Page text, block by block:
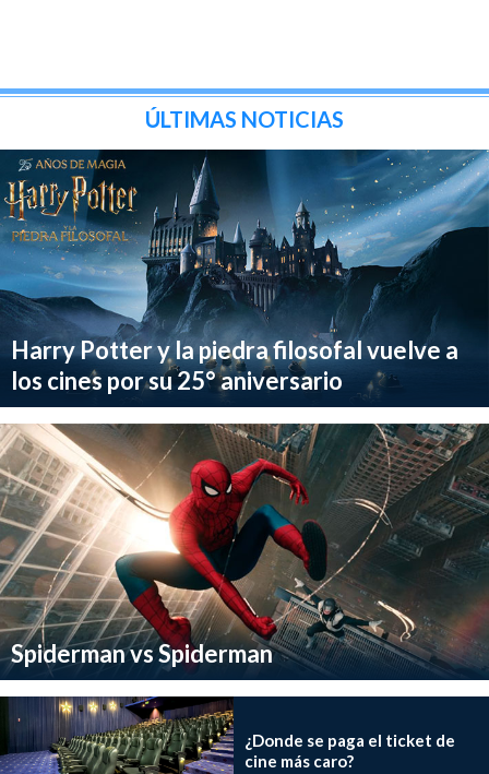
ÚLTIMAS NOTICIAS
Harry Potter y la piedra filosofal vuelve a
los cines por su 25° aniversario
Spiderman vs Spiderman
¿Donde se paga el ticket de
cine más caro?